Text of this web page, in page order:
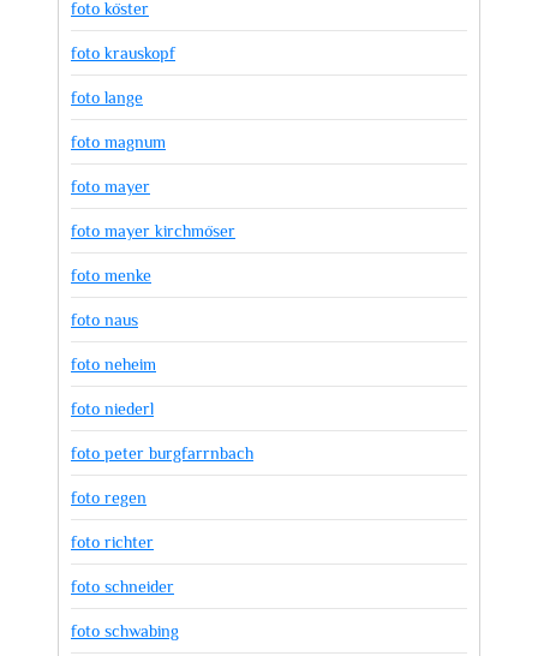
foto köster
foto krauskopf
foto lange
foto magnum
foto mayer
foto mayer kirchmöser
foto menke
foto naus
foto neheim
foto niederl
foto peter burgfarrnbach
foto regen
foto richter
foto schneider
foto schwabing